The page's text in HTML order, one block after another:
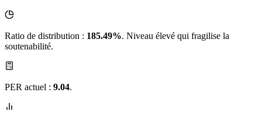
Ratio de distribution : 185.49%. Niveau élevé qui fragilise la
soutenabilité.
PER actuel : 9.04.